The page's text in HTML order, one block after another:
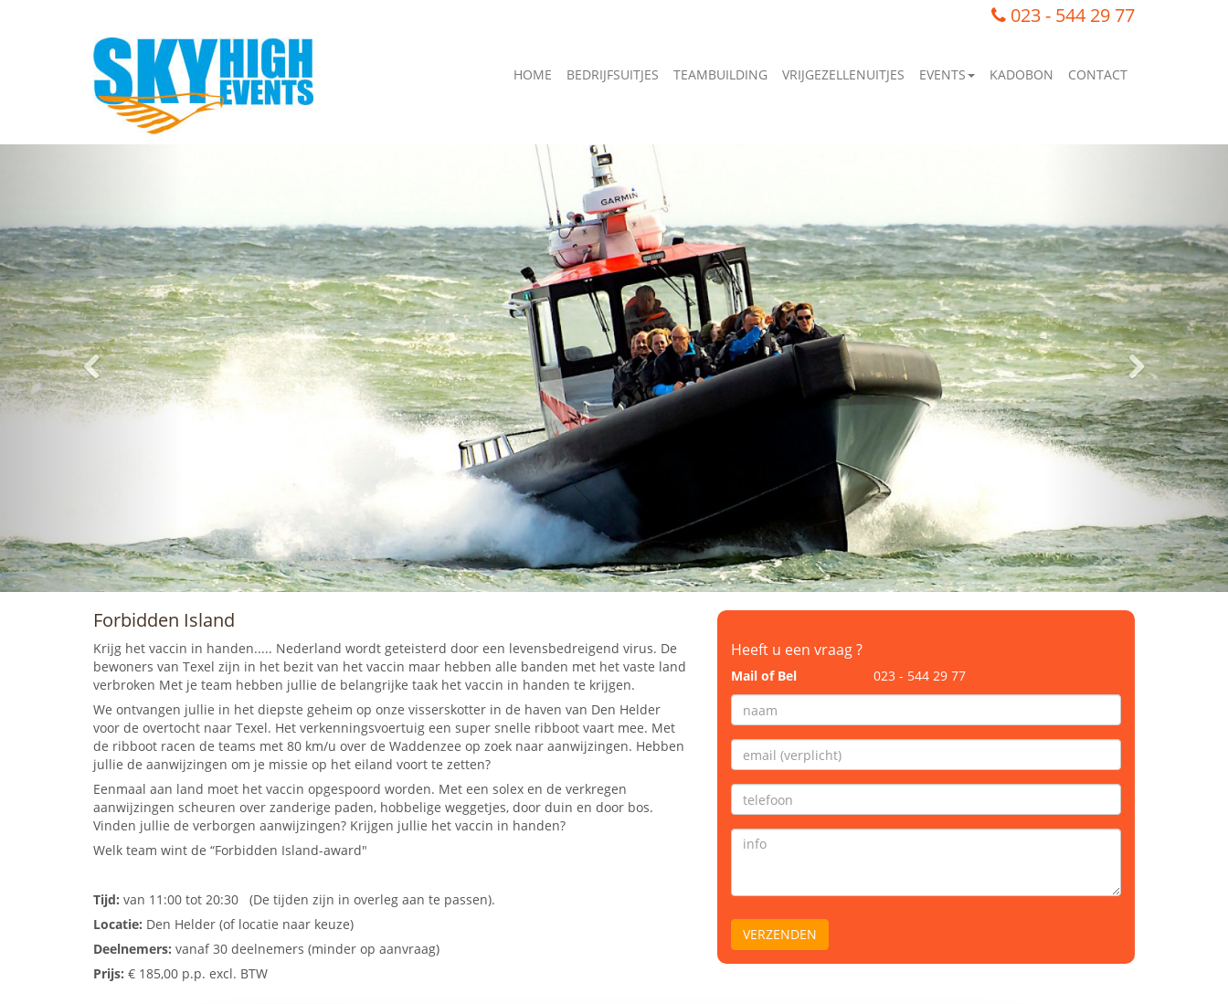
023 - 544 29 77
HOME BEDRIJFSUITJES TEAMBUILDING VRIJGEZELLENUITJES EVENTS KADOBON CONTACT
Forbidden Island
Krijg het vaccin in handen..... Nederland wordt geteisterd door een levensbedreigend virus. De
bewoners van Texel zijn in het bezit van het vaccin maar hebben alle banden met het vaste land
verbroken Met je team hebben jullie de belangrijke taak het vaccin in handen te krijgen.
We ontvangen jullie in het diepste geheim op onze visserskotter in de haven van Den Helder
voor de overtocht naar Texel. Het verkenningsvoertuig een super snelle ribboot vaart mee. Met
de ribboot racen de teams met 80 km/u over de Waddenzee op zoek naar aanwijzingen. Hebben
jullie de aanwijzingen om je missie op het eiland voort te zetten?
Eenmaal aan land moet het vaccin opgespoord worden. Met een solex en de verkregen
aanwijzingen scheuren over zanderige paden, hobbelige weggetjes, door duin en door bos.
Vinden jullie de verborgen aanwijzingen? Krijgen jullie het vaccin in handen?
Welk team wint de “Forbidden Island-award"
Tijd: van 11:00 tot 20:30 (De tijden zijn in overleg aan te passen).
Locatie: Den Helder (of locatie naar keuze)
Deelnemers: vanaf 30 deelnemers (minder op aanvraag)
Prijs: € 185,00 p.p. excl. BTW
Heeft u een vraag ?
Mail of Bel023 - 544 29 77